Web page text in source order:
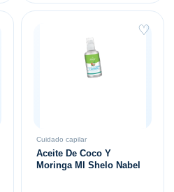
♡
Cuidado capilar
Aceite De Coco Y
Moringa Ml Shelo Nabel